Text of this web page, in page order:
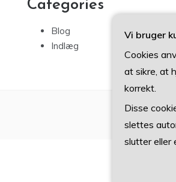
Categories
Blog
Indlæg
Vi bruger
Cookies
at sikre, at
korrekt.
Disse
slettes
slutter eller